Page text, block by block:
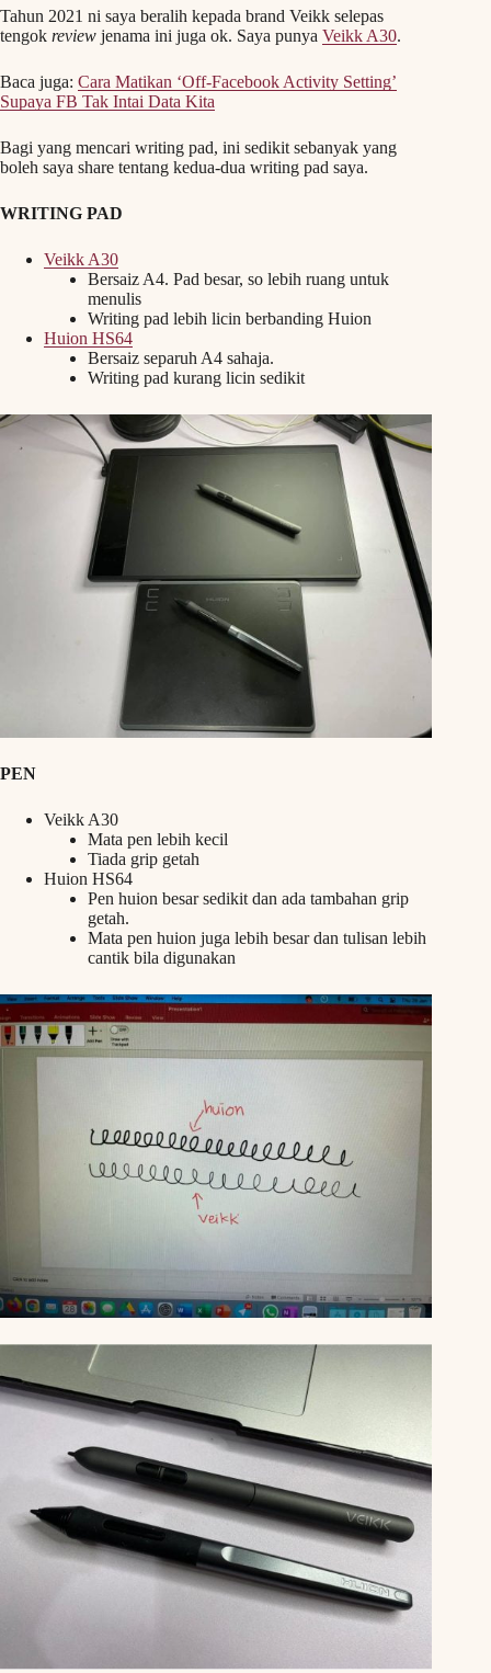
Tahun 2021 ni saya beralih kepada brand Veikk selepas
tengok review jenama ini juga ok. Saya punya Veikk A30.
Baca juga: Cara Matikan ‘Off-Facebook Activity Setting’
Supaya FB Tak Intai Data Kita
Bagi yang mencari writing pad, ini sedikit sebanyak yang
boleh saya share tentang kedua-dua writing pad saya.
WRITING PAD
Veikk A30
Bersaiz A4. Pad besar, so lebih ruang untuk
menulis
Writing pad lebih licin berbanding Huion
Huion HS64
Bersaiz separuh A4 sahaja.
Writing pad kurang licin sedikit
PEN
Veikk A30
Mata pen lebih kecil
Tiada grip getah
Huion HS64
Pen huion besar sedikit dan ada tambahan grip
getah.
Mata pen huion juga lebih besar dan tulisan lebih
cantik bila digunakan